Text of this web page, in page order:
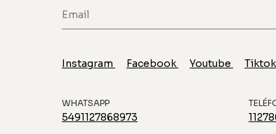
Instagram Facebook Youtube Tiktok
WHATSAPP
5491127868973